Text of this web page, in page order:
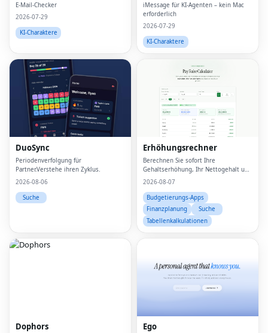
E-Mail-Checker
2026-07-29
KI-Charaktere
iMessage für KI-Agenten – kein Mac
erforderlich
2026-07-29
KI-Charaktere
DuoSync
Periodenverfolgung für
Partner.Verstehe ihren Zyklus.
2026-08-06
Suche
Erhöhungsrechner
Berechnen Sie sofort Ihre
Gehaltserhöhung, Ihr Nettogehalt und
Ihr Realeinkommenswachstum
2026-08-07
Budgetierungs-Apps
Finanzplanung
Suche
Tabellenkalkulationen
Dophors Ego